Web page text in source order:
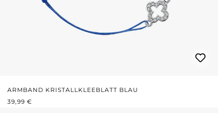
ARMBAND KRISTALLKLEEBLATT BLAU
REGULÄRER PREIS:
39,99 €